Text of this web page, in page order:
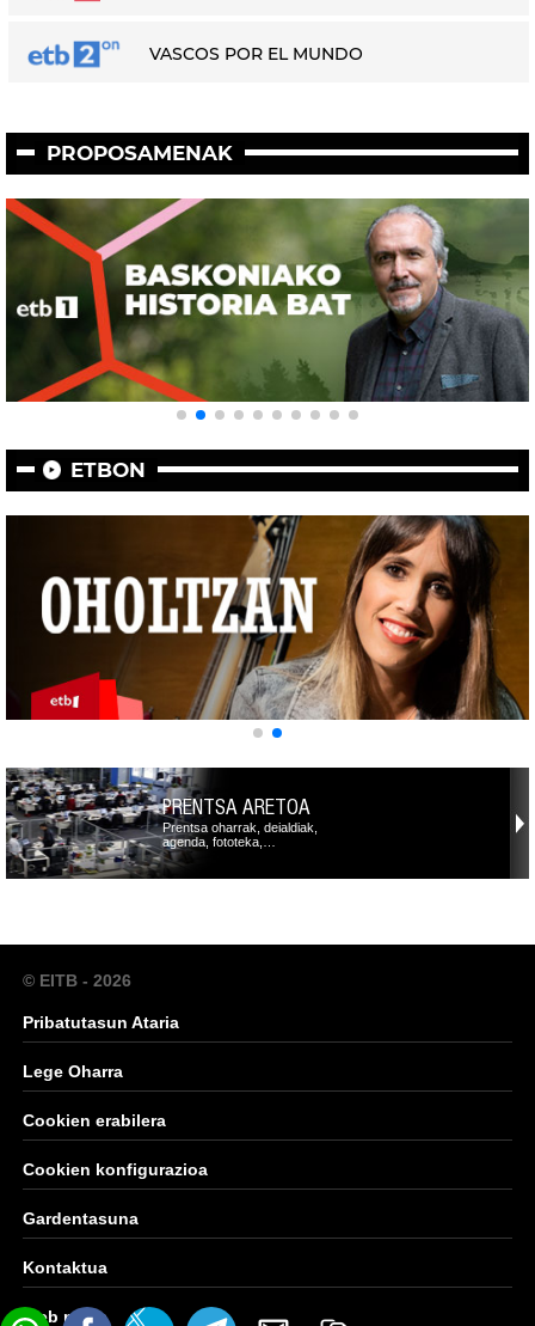
VASCOS POR EL MUNDO
PROPOSAMENAK
ETBON
PRENTSA ARETOA
Prentsa oharrak, deialdiak,
agenda, fototeka,…
© EITB - 2026
Pribatutasun Ataria
Lege Oharra
Cookien erabilera
Cookien konfigurazioa
Gardentasuna
Kontaktua
Web mapa